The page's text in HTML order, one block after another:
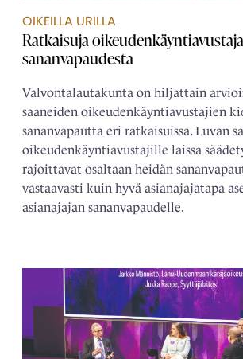
OIKEILLA URILLA
Ratkaisuja
sananvapaudesta
Valvontalautakunta on hiljattain
saaneiden oikeudenkäyntiavustajien
sananvapautta eri ratkaisuissa. Luvan
oikeudenkäyntiavustajille laissa
rajoittavat osaltaan heidän
vastaavasti kuin hyvä asianajajatapa
asianajajan sananvapaudelle.